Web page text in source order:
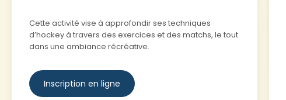
Cette activité vise à approfondir ses techniques
d’hockey à travers des exercices et des matchs, le tout
dans une ambiance récréative.
Inscription en ligne